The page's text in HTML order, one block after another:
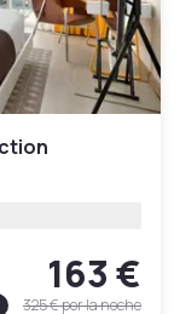
163 €
325 €por la noche